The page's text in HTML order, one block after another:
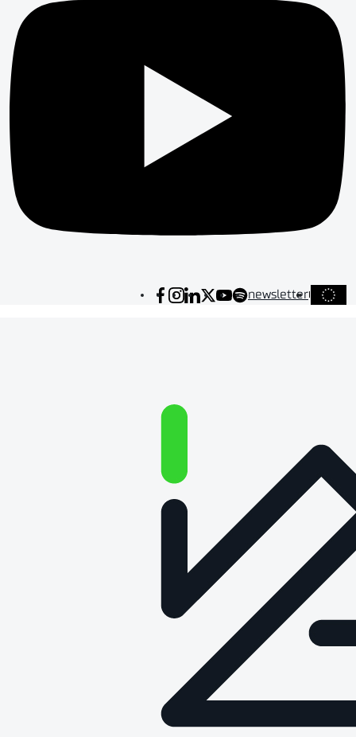
newsletter
O technologii na głos –
Odcinek 58: Doktor Robot. Jak
da Vinci zrewolucjonizował
Co dwie minuty na świecie wykonywana jest operacja za
pomocą robota da Vinci. Jak wygląda taki zabieg? Co
robot zmienił w chirurgii i dlaczego jest on tylko
O tym opowiada dr n. med. Piotr Cieśliński, urolog ze
Szpitala Wojewódzkiego w Poznaniu.